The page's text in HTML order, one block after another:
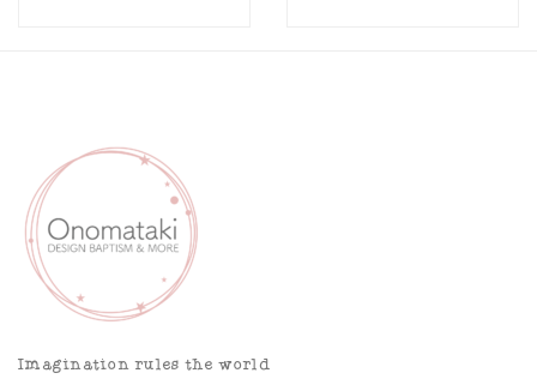
Imagination rules the world